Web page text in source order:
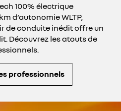
100% électrique
d’autonomie WLTP,
de conduite inédit offre un
Découvrez les atouts de
professionnels